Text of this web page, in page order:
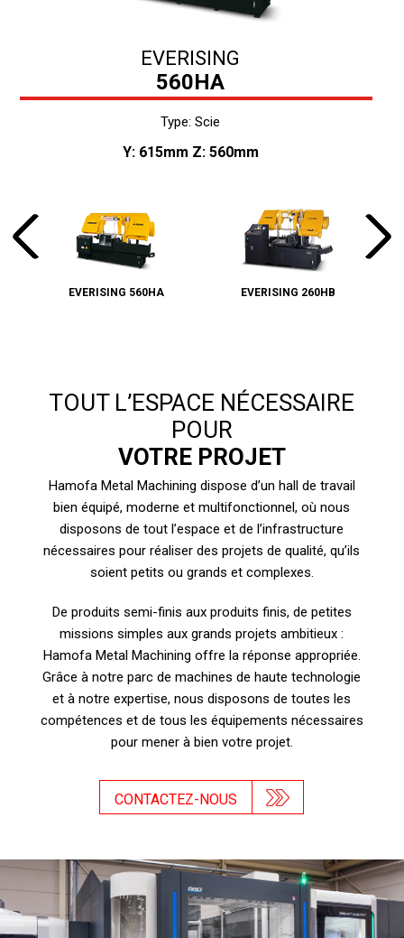
EVERISING
560HA
Type: Scie
Y: 615mm Z: 560mm
EVERISING 560HA EVERISING 260HB
TOUT L’ESPACE NÉCESSAIRE
POUR
VOTRE PROJET
Hamofa Metal Machining dispose d’un hall de travail
bien équipé, moderne et multifonctionnel, où nous
disposons de tout l’espace et de l’infrastructure
nécessaires pour réaliser des projets de qualité, qu’ils
soient petits ou grands et complexes.
De produits semi-finis aux produits finis, de petites
missions simples aux grands projets ambitieux :
Hamofa Metal Machining offre la réponse appropriée.
Grâce à notre parc de machines de haute technologie
et à notre expertise, nous disposons de toutes les
compétences et de tous les équipements nécessaires
pour mener à bien votre projet.
CONTACTEZ-NOUS